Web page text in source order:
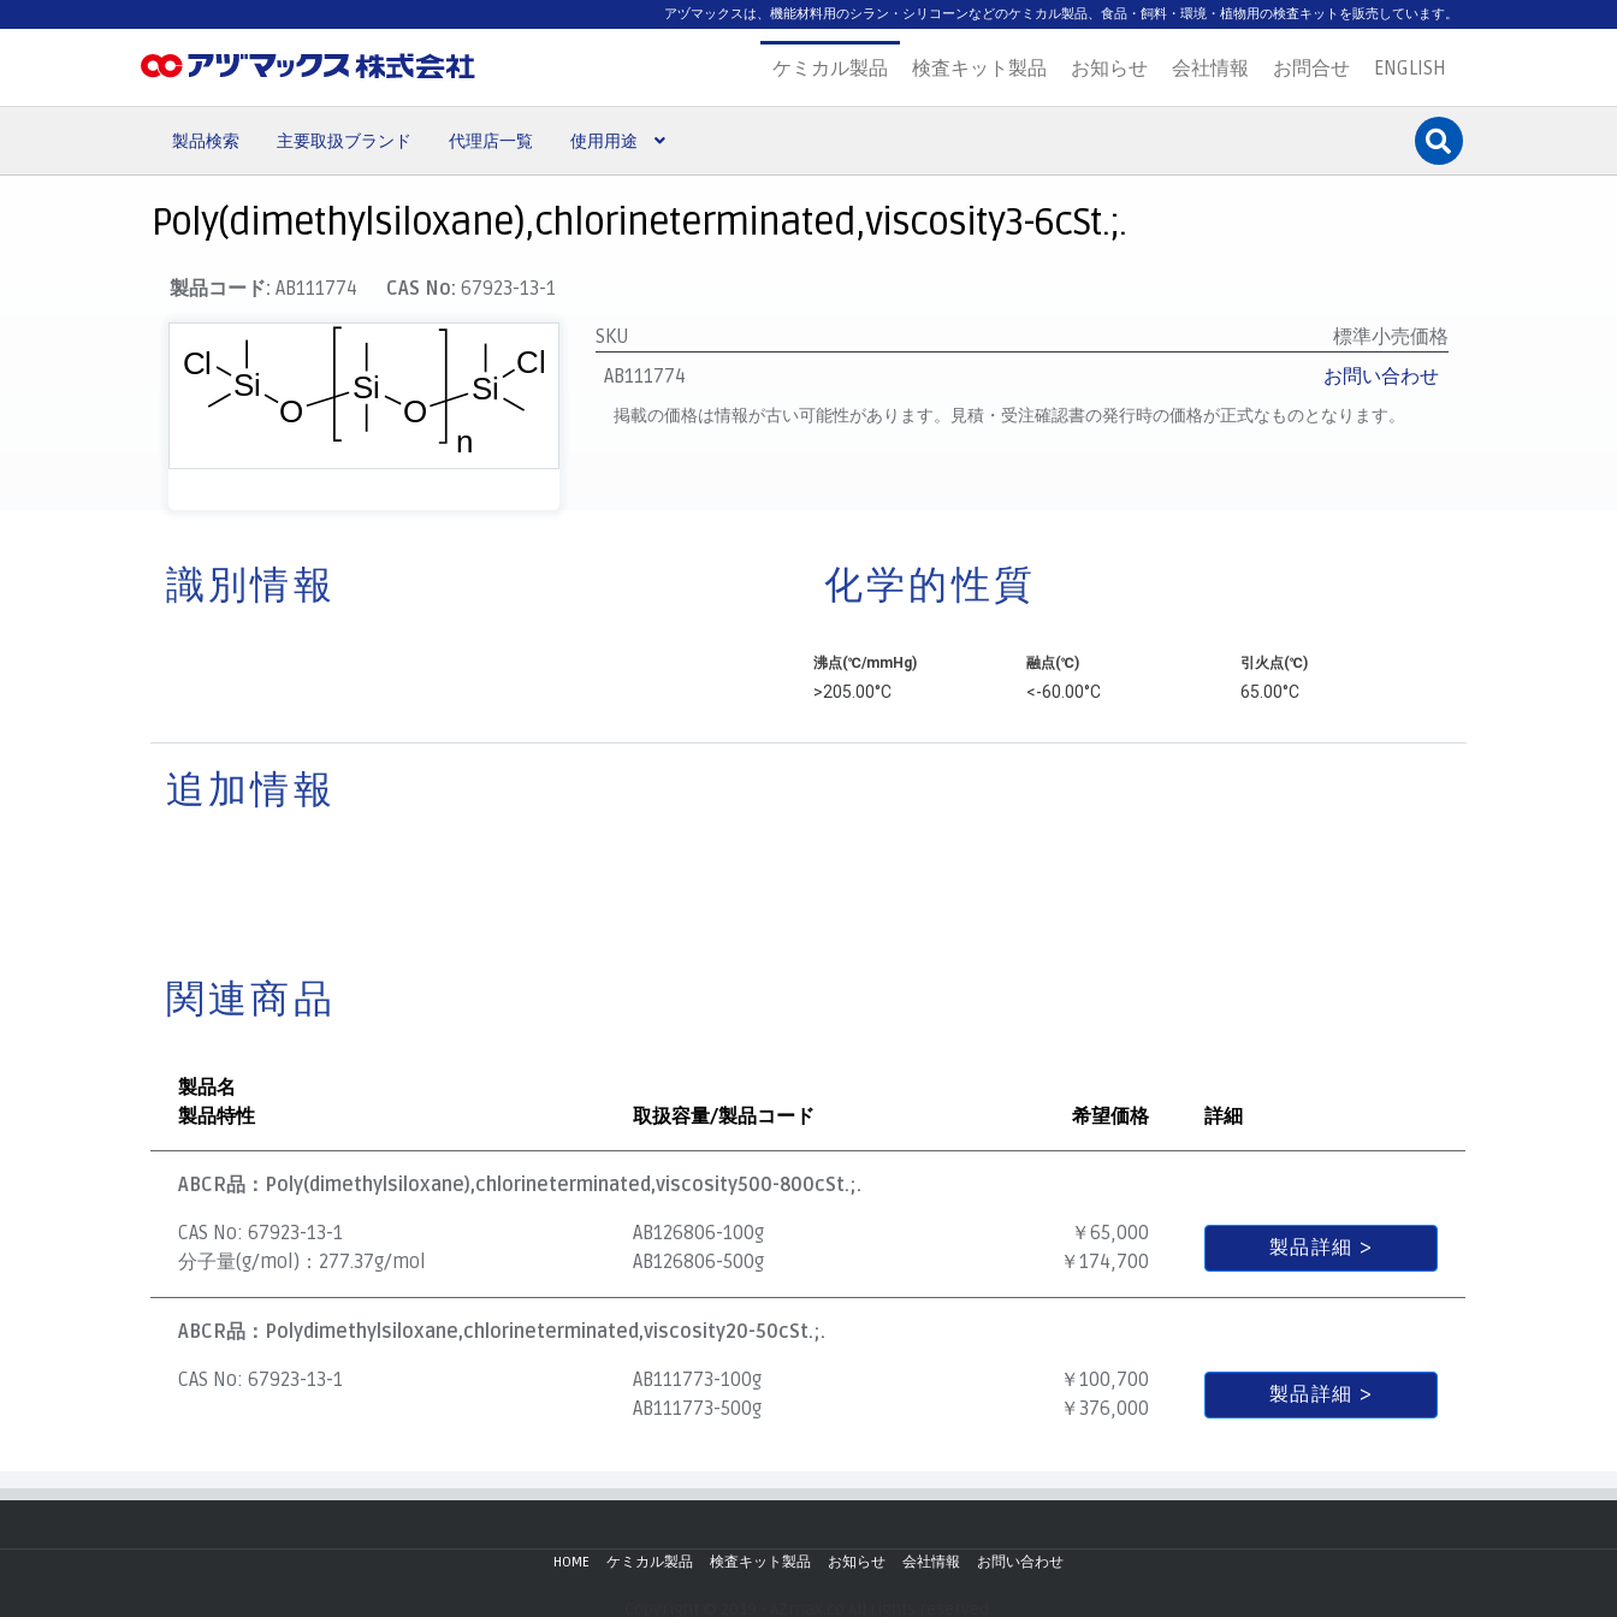
アヅマックスは、機能材料用のシラン・シリコーンなどのケミカル製品、食品・飼料・環境・植物用の検査キットを販売しています。
ケミカル製品 検査キット製品 お知らせ 会社情報 お問合せ ENGLISH
製品検索 主要取扱ブランド 代理店一覧 使用用途
Poly(dimethylsiloxane),chlorineterminated,viscosity3-6cSt.;.
製品コード:AB111774 CAS No:67923-13-1
SKU
標準小売価格
AB111774
お問い合わせ
掲載の価格は情報が古い可能性があります。見積・受注確認書の発行時の価格が正式なものとなります。
識別情報 化学的性質
沸点(℃/mmHg)
>205.00°C
融点(℃)
<-60.00°C
引火点(℃)
65.00°C
追加情報
関連商品
製品名
製品特性
取扱容量/製品コード 希望価格 詳細
ABCR品： Poly(dimethylsiloxane),chlorineterminated,viscosity500-800cSt.;.
CAS No: 67923-13-1
分子量(g/mol)： 277.37g/mol
AB126806-100g
AB126806-500g
￥65,000
￥174,700
製品詳細
ABCR品： Polydimethylsiloxane,chlorineterminated,viscosity20-50cSt.;.
CAS No: 67923-13-1
AB111773-100g
AB111773-500g
￥100,700
￥376,000
製品詳細
HOME ケミカル製品 検査キット製品 お知らせ 会社情報 お問い合わせ